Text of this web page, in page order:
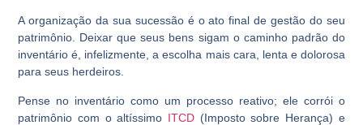
A organização da sua sucessão é o ato final de gestão do seu
patrimônio. Deixar que seus bens sigam o caminho padrão do
inventário é, infelizmente, a escolha mais cara, lenta e dolorosa
para seus herdeiros.
Pense no inventário como um processo reativo; ele corrói o
patrimônio com o altíssimo ITCD (Imposto sobre Herança) e